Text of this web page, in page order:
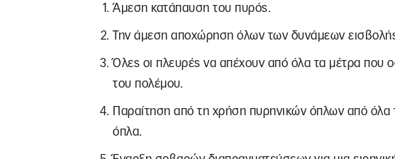
Άμεση κατάπαυση του πυρός.
Την άμεση αποχώρηση όλων των δυνάμεων
Όλες οι πλευρές να απέχουν από όλα τα μέτρα που
του πολέμου.
Παραίτηση από τη χρήση πυρηνικών όπλων από όλα
όπλα.